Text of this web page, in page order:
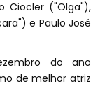
Ciocler ("Olga"),
e Paulo José
do ano
de melhor atriz